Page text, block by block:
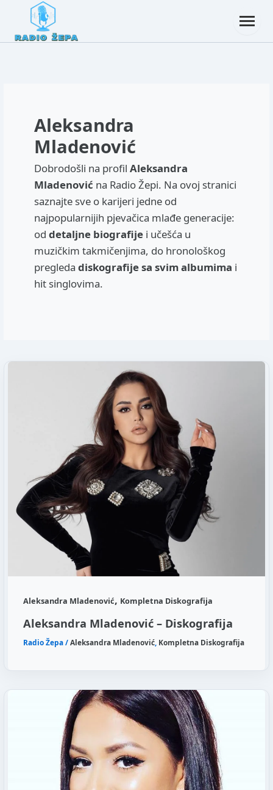
Aleksandra
Mladenović
Dobrodošli na profilAleksandra
Mladenović na Radio Žepi. Na ovoj stranici
saznajte sve o karijeri jedne od
najpopularnijih pjevačica mlađe generacije:
oddetaljne biografije i učešća u
muzičkim takmičenjima, do hronološkog
pregledadiskografije sa svim albumima i
hit singlovima.
Aleksandra Mladenović, Kompletna Diskografija
Aleksandra Mladenović – Diskografija
Radio Žepa/Aleksandra Mladenović Kompletna Diskografija